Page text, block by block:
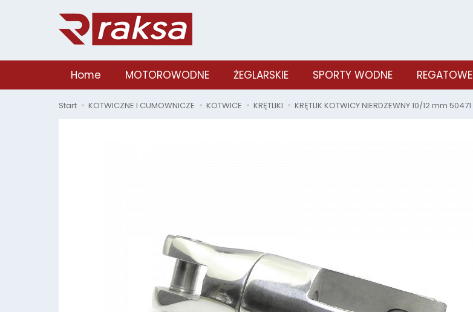
Home MOTOROWODNE ŻEGLARSKIE SPORTY WODNE REGATOWE
Start KOTWICZNE I CUMOWNICZE KOTWICE KRĘTLIKI KRĘTLIK KOTWICY NIERDZEWNY 10/12 mm 50471